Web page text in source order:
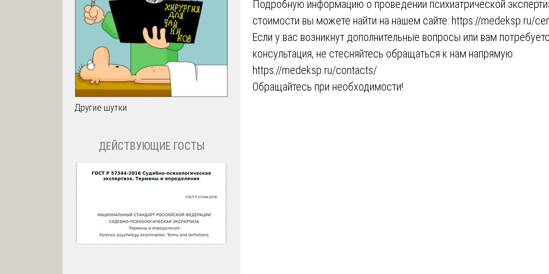
Подробную информацию о проведении психиатрической
стоимости вы можете найти на нашем сайте: https://medeksp.ru/
Если у вас возникнут дополнительные вопросы или вам
консультация, не стесняйтесь обращаться к нам напрямую:
https://medeksp.ru/contacts/
Обращайтесь при необходимости!
Другие шутки
ДЕЙСТВУЮЩИЕ ГОСТЫ